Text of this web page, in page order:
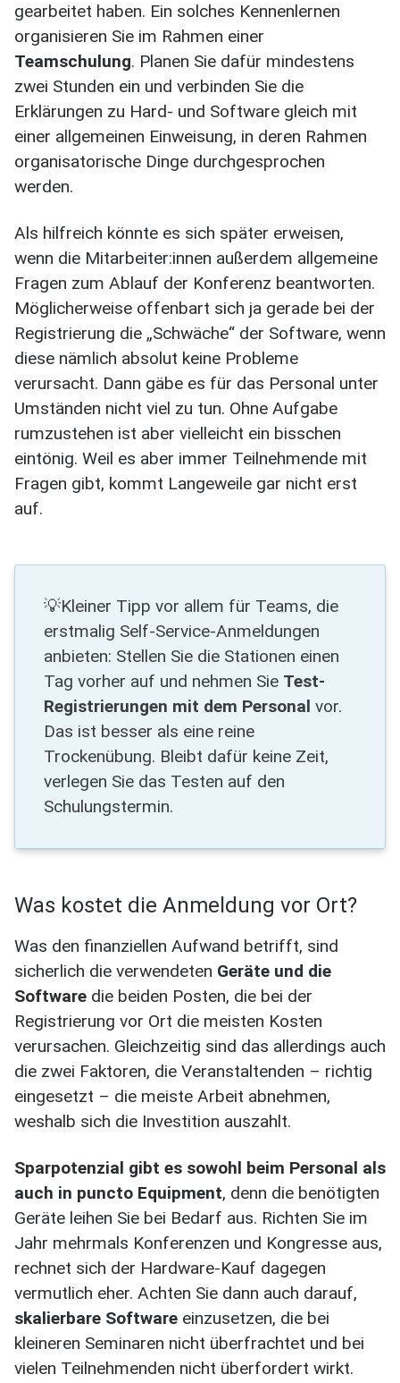
gearbeitet haben. Ein solches Kennenlernen
organisieren Sie im Rahmen einer
Teamschulung. Planen Sie dafür mindestens
zwei Stunden ein und verbinden Sie die
Erklärungen zu Hard- und Software gleich mit
einer allgemeinen Einweisung, in deren Rahmen
organisatorische Dinge durchgesprochen
werden.
Als hilfreich könnte es sich später erweisen,
wenn die Mitarbeiter:innen außerdem allgemeine
Fragen zum Ablauf der Konferenz beantworten.
Möglicherweise offenbart sich ja gerade bei der
Registrierung die „Schwäche“ der Software, wenn
diese nämlich absolut keine Probleme
verursacht. Dann gäbe es für das Personal unter
Umständen nicht viel zu tun. Ohne Aufgabe
rumzustehen ist aber vielleicht ein bisschen
eintönig. Weil es aber immer Teilnehmende mit
Fragen gibt, kommt Langeweile gar nicht erst
auf.
💡Kleiner Tipp vor allem für Teams, die
erstmalig Self-Service-Anmeldungen
anbieten: Stellen Sie die Stationen einen
Tag vorher auf und nehmen Sie Test-
Registrierungen mit dem Personal vor.
Das ist besser als eine reine
Trockenübung. Bleibt dafür keine Zeit,
verlegen Sie das Testen auf den
Schulungstermin.
Was kostet die Anmeldung vor Ort?
Was den finanziellen Aufwand betrifft, sind
sicherlich die verwendeten Geräte und die
Software die beiden Posten, die bei der
Registrierung vor Ort die meisten Kosten
verursachen. Gleichzeitig sind das allerdings auch
die zwei Faktoren, die Veranstaltenden – richtig
eingesetzt – die meiste Arbeit abnehmen,
weshalb sich die Investition auszahlt.
Sparpotenzial gibt es sowohl beim Personal als
auch in puncto Equipment, denn die benötigten
Geräte leihen Sie bei Bedarf aus. Richten Sie im
Jahr mehrmals Konferenzen und Kongresse aus,
rechnet sich der Hardware-Kauf dagegen
vermutlich eher. Achten Sie dann auch darauf,
skalierbare Software einzusetzen, die bei
kleineren Seminaren nicht überfrachtet und bei
vielen Teilnehmenden nicht überfordert wirkt.